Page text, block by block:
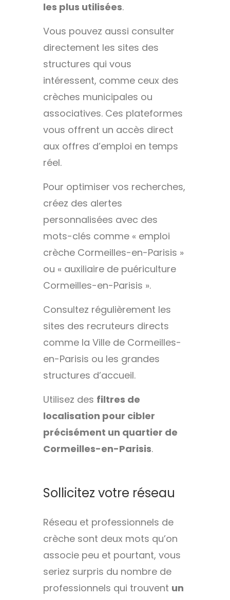
les plus utilisées.
Vous pouvez aussi consulter
directement les sites des
structures qui vous
intéressent, comme ceux des
crèches municipales ou
associatives. Ces plateformes
vous offrent un accès direct
aux offres d’emploi en temps
réel.
Pour optimiser vos recherches,
créez des alertes
personnalisées avec des
mots-clés comme « emploi
crèche Cormeilles-en-Parisis »
ou « auxiliaire de puériculture
Cormeilles-en-Parisis ».
Consultez régulièrement les
sites des recruteurs directs
comme la Ville de Cormeilles-
en-Parisis ou les grandes
structures d’accueil.
Utilisez des filtres de
localisation pour cibler
précisément un quartier de
Cormeilles-en-Parisis.
Sollicitez votre réseau
Réseau et professionnels de
crèche sont deux mots qu’on
associe peu et pourtant, vous
seriez surpris du nombre de
professionnels qui trouvent un